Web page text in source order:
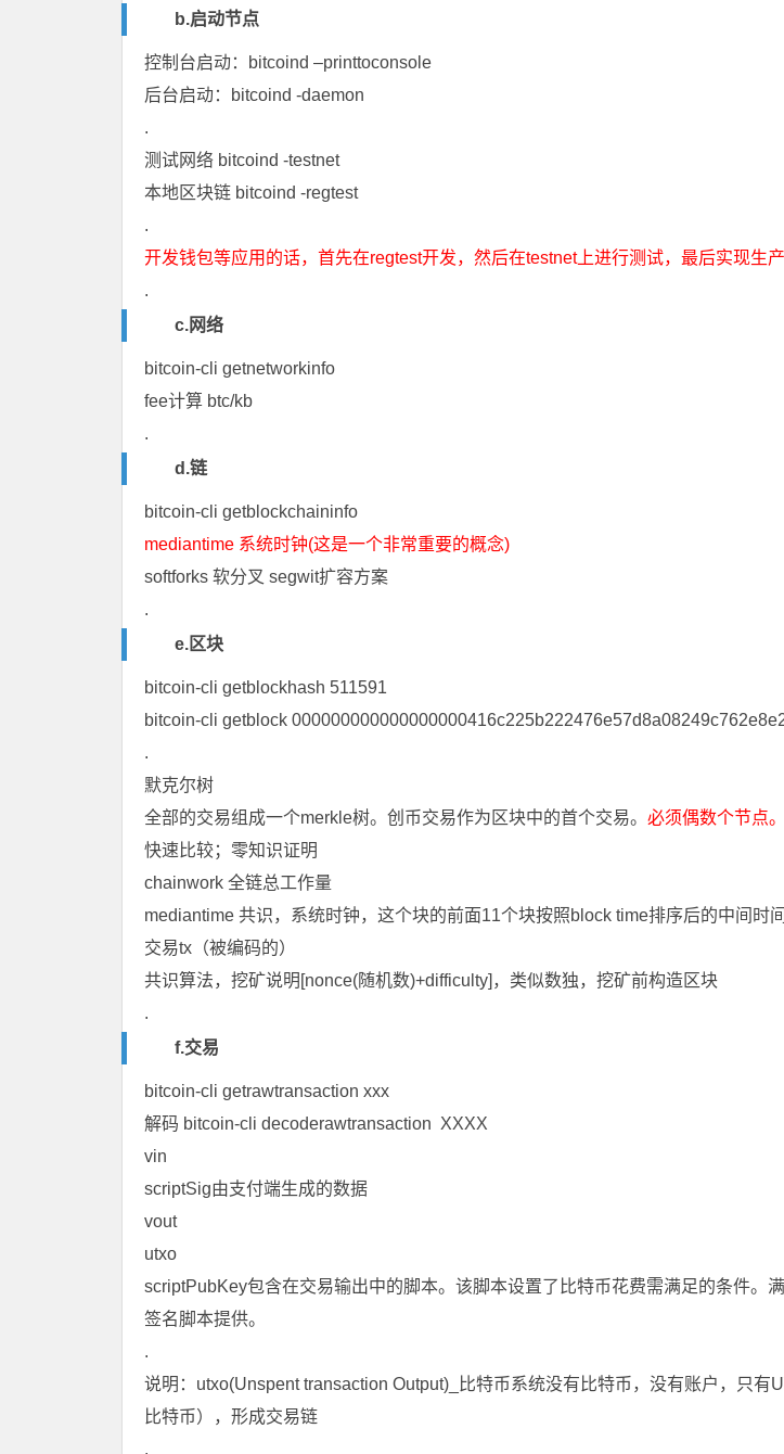
b.启动节点
控制台启动：bitcoind –printtoconsole
后台启动：bitcoind -daemon
.
测试网络 bitcoind -testnet
本地区块链 bitcoind -regtest
.
开发钱包等应用的话，首先在regtest开发，然后在testnet上进行测试，最后实现生产
.
c.网络
bitcoin-cli getnetworkinfo
fee计算 btc/kb
.
d.链
bitcoin-cli getblockchaininfo
mediantime 系统时钟(这是一个非常重要的概念)
softforks 软分叉 segwit扩容方案
.
e.区块
bitcoin-cli getblockhash 511591
bitcoin-cli getblock
.
默克尔树
全部的交易组成一个merkle树。创币交易作为区块中的首个交易。 必须偶数个节点。
快速比较；零知识证明
chainwork 全链总工作量
mediantime 共识，系统时钟，这个块的前面11个块按照block time排序后的中间时间
交易tx（被编码的）
共识算法，挖矿说明[nonce(随机数)+difficulty]，类似数独，挖矿前构造区块
.
f.交易
bitcoin-cli getrawtransaction xxx
解码 bitcoin-cli decoderawtransaction XXXX
vin
scriptSig由支付端生成的数据
vout
utxo
scriptPubKey包含在交易输出中的脚本。该脚本设置了比特币花费需满足的条件。
签名脚本提供。
.
说明：utxo(Unspent transaction Output)_比特币系统没有比特币，没有账户，只有
比特币），形成交易链
.